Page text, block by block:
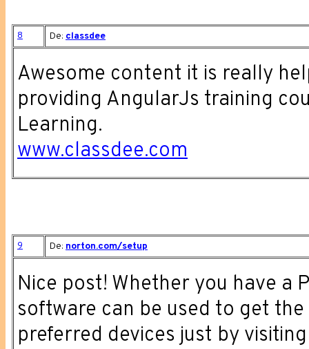
8 De: classdee
Awesome content it is really
providing AngularJs training
Learning.
www.classdee.com
9 De: norton.com/setup
Nice post! Whether you have a
software can be used to get
preferred devices just by